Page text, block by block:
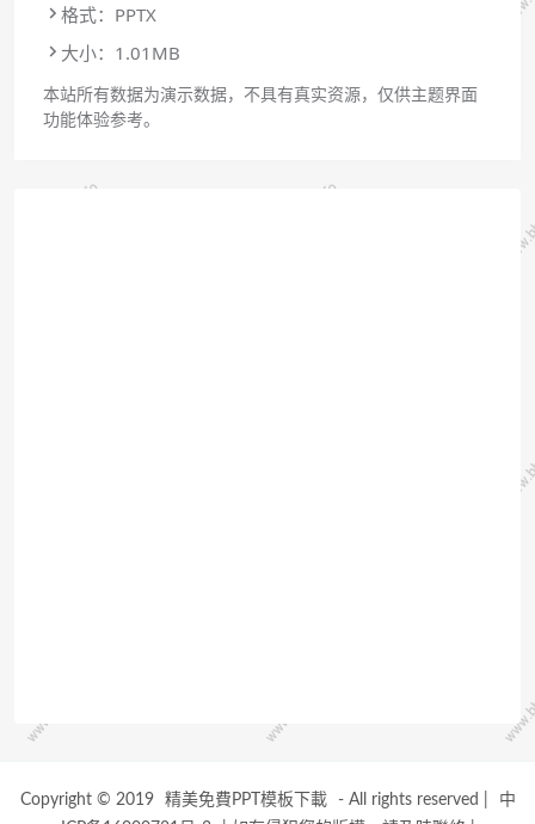
格式：PPTX
大小：1.01MB
本站所有数据为演示数据，不具有真实资源，仅供主题界面
功能体验参考。
Copyright © 2019 精美免費PPT模板下載 - All rights reserved
中